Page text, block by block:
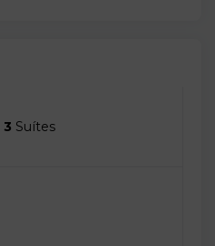
3 Suítes